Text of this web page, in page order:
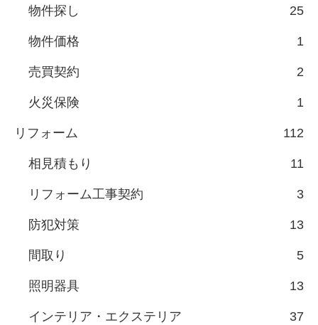
物件探し 25
物件価格 1
売買契約 2
火災保険 1
リフォーム 112
相見積もり 11
リフォーム工事契約 3
防犯対策 13
間取り 5
照明器具 13
インテリア・エクステリア 37